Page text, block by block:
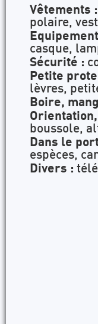
Vêtements :
polaire,
casque,
Sécurité :
Petite
lèvres,
Boire,
boussole,
Dans le
espèces,
Divers :